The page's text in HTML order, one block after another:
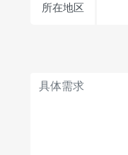
所在地区